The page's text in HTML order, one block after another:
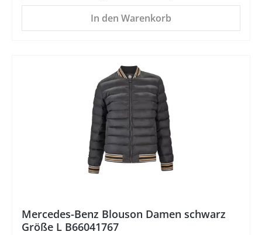
In den Warenkorb
Mercedes-Benz Blouson Damen schwarz
Größe L B66041767